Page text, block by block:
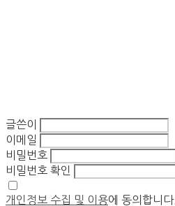
글쓴이
이메일
비밀번호
비밀번호 확인
개인정보 수집 및 이용에 동의합니다.